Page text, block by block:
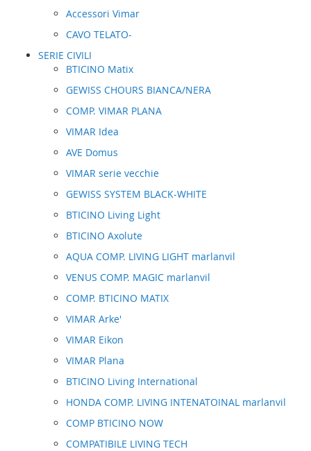
Accessori Vimar
CAVO TELATO-
SERIE CIVILI
BTICINO Matix
GEWISS CHOURS BIANCA/NERA
COMP. VIMAR PLANA
VIMAR Idea
AVE Domus
VIMAR serie vecchie
GEWISS SYSTEM BLACK-WHITE
BTICINO Living Light
BTICINO Axolute
AQUA COMP. LIVING LIGHT marlanvil
VENUS COMP. MAGIC marlanvil
COMP. BTICINO MATIX
VIMAR Arke'
VIMAR Eikon
VIMAR Plana
BTICINO Living International
HONDA COMP. LIVING INTENATOINAL marlanvil
COMP BTICINO NOW
COMPATIBILE LIVING TECH